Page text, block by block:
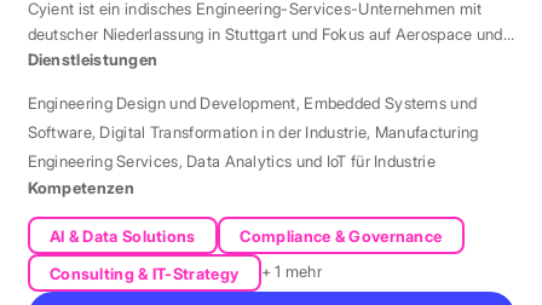
Cyient ist ein indisches Engineering-Services-Unternehmen mit
deutscher Niederlassung in Stuttgart und Fokus auf Aerospace und
Automotive.
Dienstleistungen
Engineering Design und Development, Embedded Systems und
Software, Digital Transformation in der Industrie, Manufacturing
Engineering Services, Data Analytics und IoT für Industrie
Kompetenzen
AI & Data Solutions
Compliance & Governance
Consulting & IT-Strategy
+ 1 mehr